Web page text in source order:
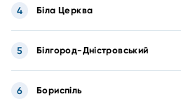
Біла Церква
4
Білгород-Дністровський
5
Бориспіль
6